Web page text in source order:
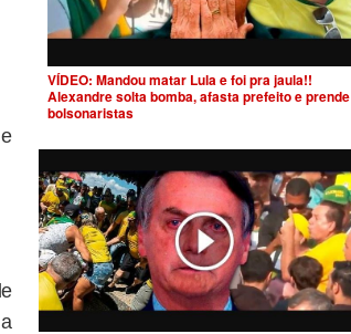
VÍDEO: Mandou matar Lula e foi pra jaula!!
Alexandre solta bomba, afasta prefeito e prende
bolsonaristas